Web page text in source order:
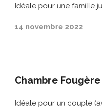
Idéale pour une famille
14 novembre 2022
Chambre Fougère
Idéale pour un couple